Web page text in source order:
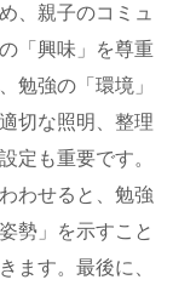
、親子のコミュ
「興味」を尊重
勉強の「環境」
切な照明、整理
定も重要です。
わせると、勉強
勢」を示すこと
ます。最後に、